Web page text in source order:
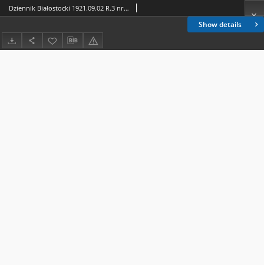
Show details
Dziennik Białostocki 1921.09.02 R.3 nr 196